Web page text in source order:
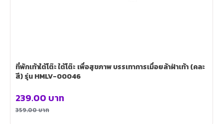
ที่พักเท้าใต้โต๊ะ ใต้โต๊ะ เพื่อสุขภาพ บรรเทาการเมื่อยล้าฝ่าเท้า (คละ
สี) รุ่น HMLV-00046
359.00บาท
239.00 บาท